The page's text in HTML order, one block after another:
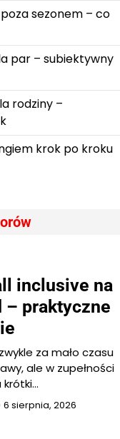
sezonem – co
par – subiektywny
rodziny –
krok po kroku
inclusive na
– praktyczne
za mało czasu
ale w zupełności
6 sierpnia, 2026